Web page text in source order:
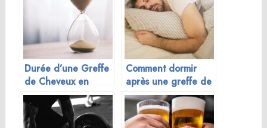
Durée d’une Greffe
de Cheveux en
Grèce : Tout Savoir
sur le Temps
Nécessaire
Comment dormir
après une greffe de
cheveux : conseils et
astuces